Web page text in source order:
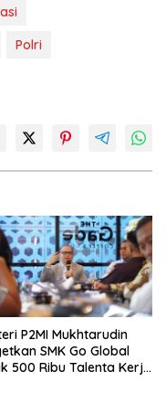
Polri
P2MI Mukhtarudin
SMK Go Global
500 Ribu Talenta Kerja